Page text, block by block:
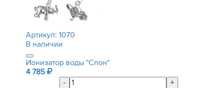
Артикул: 1070
В наличии
Ионизатор воды "Слон"
4 785
-
+